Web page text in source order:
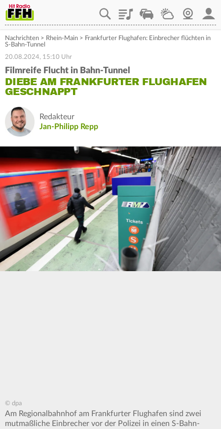
PlaylistStaupilotWetterWebcam
Nachrichten > Rhein-Main > Frankfurter Flughafen: Einbrecher flüchten in
S-Bahn-Tunnel
20.08.2024, 15:10 Uhr
Filmreife Flucht in Bahn-Tunnel
DIEBE AM FRANKFURTER FLUGHAFEN
GESCHNAPPT
Redakteur
Jan-Philipp Repp
© dpa
Am Regionalbahnhof am Frankfurter Flughafen sind zwei
mutmaßliche Einbrecher vor der Polizei in einen S-Bahn-